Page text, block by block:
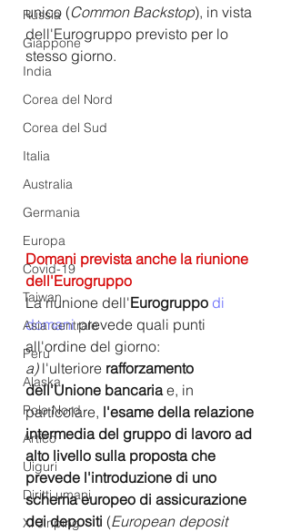
Russia
Giappone
India
Corea del Nord
Corea del Sud
Italia
Australia
Germania
Europa
Covid-19
Taiwan
Asia centrale
Perù
Alaska
Polo Nord
Artico
Uiguri
Diritti umani
Xi Jinping
unico (Common Backstop), in vista
dell'Eurogruppo previsto per lo
stesso giorno.
Domani prevista anche la riunione
dell'Eurogruppo
La riunione dell'Eurogruppo di
domani prevede quali punti
all'ordine del giorno:
a) l'ulteriore rafforzamento
dell'Unione bancaria e, in
particolare, l'esame della relazione
intermedia del gruppo di lavoro ad
alto livello sulla proposta che
prevede l'introduzione di uno
schema europeo di assicurazione
dei depositi (European deposit